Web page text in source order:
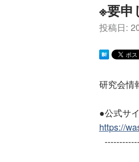
※要申
投稿日:
研究会情
●公式サ
https://